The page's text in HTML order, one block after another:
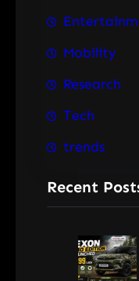
Mobility
Research
Tech
trends
Recent